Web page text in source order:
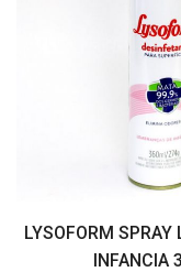
LYSOFORM SPRAY
INFANCIA